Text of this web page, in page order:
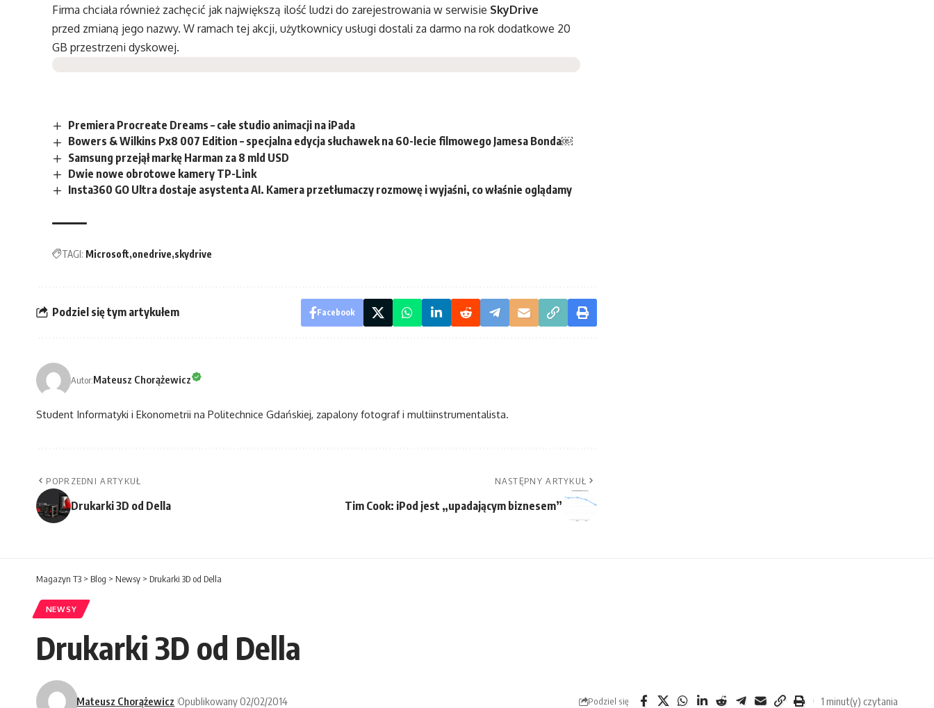
Firma chciała również zachęcić jak największą ilość ludzi do zarejestrowania w serwisie SkyDrive
przed zmianą jego nazwy. W ramach tej akcji, użytkownicy usługi dostali za darmo na rok dodatkowe 20
GB przestrzeni dyskowej.
Premiera Procreate Dreams – całe studio animacji na iPada
Bowers & Wilkins Px8 007 Edition – specjalna edycja słuchawek na 60-lecie filmowego Jamesa Bonda￼
Samsung przejął markę Harman za 8 mld USD
Dwie nowe obrotowe kamery TP-Link
Insta360 GO Ultra dostaje asystenta AI. Kamera przetłumaczy rozmowę i wyjaśni, co właśnie oglądamy
TAGI: Microsoft onedrive skydrive
Podziel się tym artykułem Facebook
Autor:Mateusz Chorążewicz
Student Informatyki i Ekonometrii na Politechnice Gdańskiej, zapalony fotograf i multiinstrumentalista.
POPRZEDNI ARTYKUŁ
Drukarki 3D od Della
NASTĘPNY ARTYKUŁ
Tim Cook: iPod jest „upadającym biznesem”
Magazyn T3 > Blog > Newsy > Drukarki 3D od Della
NEWSY
Drukarki 3D od Della
Mateusz Chorążewicz Opublikowany 02/02/2014 Podziel się 1 minut(y) czytania